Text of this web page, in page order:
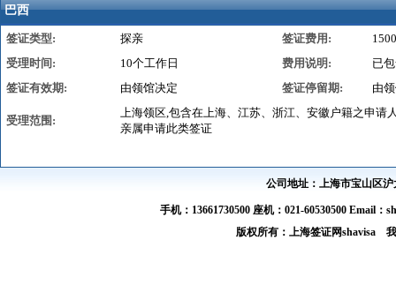
巴西
签证类型: 探亲 签证费用:
1500
受理时间:
10个工作日 费用说明:
已
签证有效期:
由领馆决定 签证停留期: 由
受理范围:
上海领区,包含在上海、江苏、浙江、安徽户籍之申请
亲属申请此类签证
公司地址：上海市宝山区沪
手机：13661730500 座机：021-60530500 Email
版权所有：上海签证网shavisa